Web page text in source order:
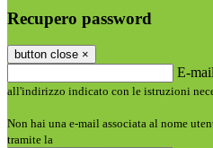
Recupero password
button close ×
E-mail
all'indirizzo indicato con le istruzioni
Non hai una e-mail associata al nome
tramite la